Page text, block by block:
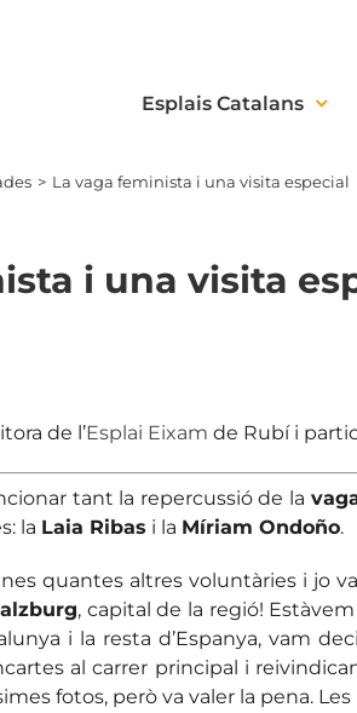
Esplais Catalans
La vaga feminista i una visita especial
i una visita
de l’Esplai Eixam de Rubí i
tant la repercussió de la
la Laia Ribas i la Míriam Ondoño.
quantes altres voluntàries i jo
, capital de la regió!
i la resta d’Espanya, vam
al carrer principal i
fotos, però va valer la pena.